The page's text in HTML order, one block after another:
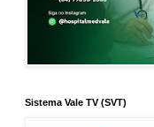
Sistema Vale TV (SVT)